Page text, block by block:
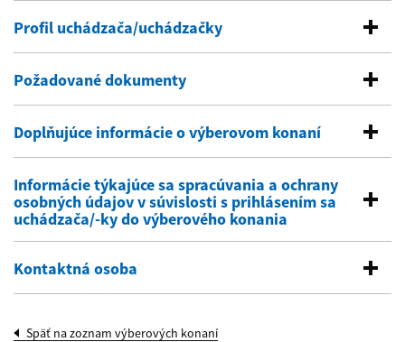
Profil uchádzača/uchádzačky
Požadované dokumenty
Doplňujúce informácie o výberovom konaní
Informácie týkajúce sa spracúvania a ochrany
osobných údajov v súvislosti s prihlásením sa
uchádzača/-ky do výberového konania
Kontaktná osoba
Späť na zoznam výberových konaní